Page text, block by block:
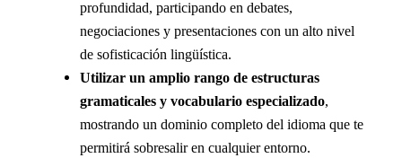
profundidad, participando en debates,
negociaciones y presentaciones con un alto nivel
de sofisticación lingüística.
Utilizar un amplio rango de estructuras
gramaticales y vocabulario especializado,
mostrando un dominio completo del idioma que te
permitirá sobresalir en cualquier entorno.